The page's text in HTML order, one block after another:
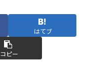
はてブ
コピー